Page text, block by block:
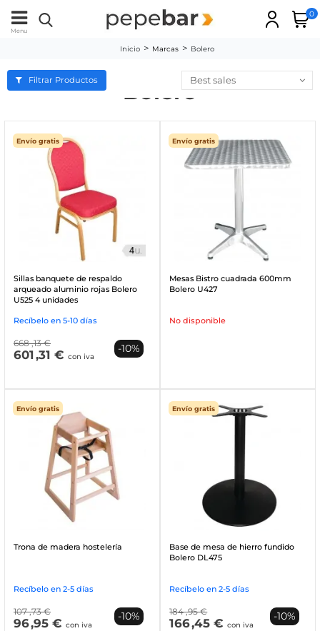
Menu
0
Inicio Marcas Bolero
Bolero
Filtrar Productos Best sales
Envío gratis
Sillas banquete de respaldo
arqueado aluminio rojas Bolero
U525 4 unidades
Recíbelo en 5-10 días
668 ,13 €
601,31 € con iva
-10%
Envío gratis
Mesas Bistro cuadrada 600mm
Bolero U427
No disponible
Envío gratis
Trona de madera hostelería
Recíbelo en 2-5 días
107 ,73 €
96,95 € con iva
-10%
Envío gratis
Base de mesa de hierro fundido
Bolero DL475
Recíbelo en 2-5 días
184 ,95 €
166,45 € con iva
-10%